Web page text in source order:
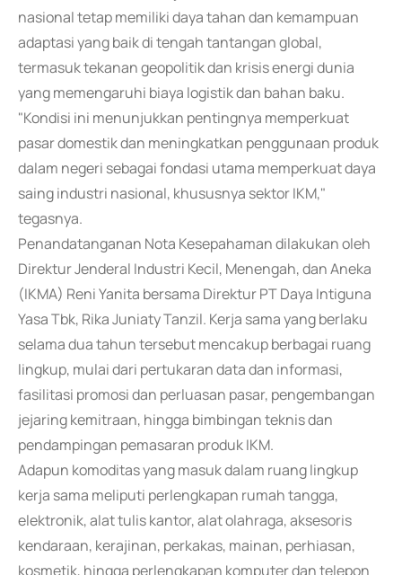
nasional tetap memiliki daya tahan dan kemampuan
adaptasi yang baik di tengah tantangan global,
termasuk tekanan geopolitik dan krisis energi dunia
yang memengaruhi biaya logistik dan bahan baku.
"Kondisi ini menunjukkan pentingnya memperkuat
pasar domestik dan meningkatkan penggunaan produk
dalam negeri sebagai fondasi utama memperkuat daya
saing industri nasional, khususnya sektor IKM,"
tegasnya.
Penandatanganan Nota Kesepahaman dilakukan oleh
Direktur Jenderal Industri Kecil, Menengah, dan Aneka
(IKMA) Reni Yanita bersama Direktur PT Daya Intiguna
Yasa Tbk, Rika Juniaty Tanzil. Kerja sama yang berlaku
selama dua tahun tersebut mencakup berbagai ruang
lingkup, mulai dari pertukaran data dan informasi,
fasilitasi promosi dan perluasan pasar, pengembangan
jejaring kemitraan, hingga bimbingan teknis dan
pendampingan pemasaran produk IKM.
Adapun komoditas yang masuk dalam ruang lingkup
kerja sama meliputi perlengkapan rumah tangga,
elektronik, alat tulis kantor, alat olahraga, aksesoris
kendaraan, kerajinan, perkakas, mainan, perhiasan,
kosmetik, hingga perlengkapan komputer dan telepon